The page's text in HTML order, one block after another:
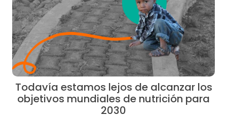
Todavía estamos lejos de alcanzar los
objetivos mundiales de nutrición para
2030